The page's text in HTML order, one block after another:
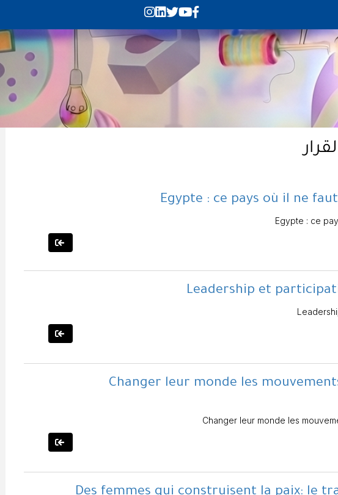
Egypte : ce pays où il ne
Egypte : ce
Leadership et
Changer leur monde les
Changer leur monde les